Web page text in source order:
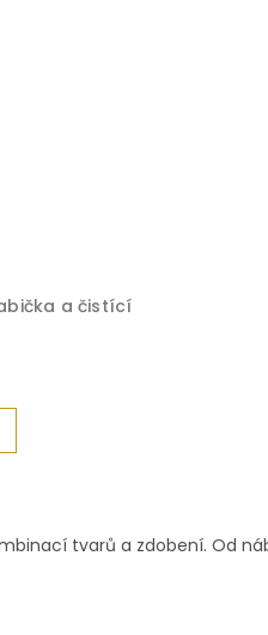
a čistící
tvarů a zdobení. Od